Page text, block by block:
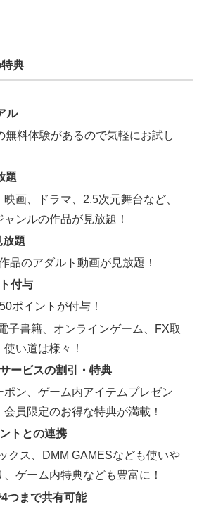
典
ル
無料体験があるので気軽にお試し
題
映画、ドラマ、2.5次元舞台など、
ャンルの作品が見放題！
放題
品のアダルト動画が見放題！
付与
ポイントが付与！
子書籍、オンラインゲーム、FX取
使い道は様々！
ービスの割引・特典
ポン、ゲーム内アイテムプレゼン
会員限定のお得な特典が満載！
トとの連携
クス、DMM GAMESなども使いや
、ゲーム内特典なども豊富に！
つまで共有可能